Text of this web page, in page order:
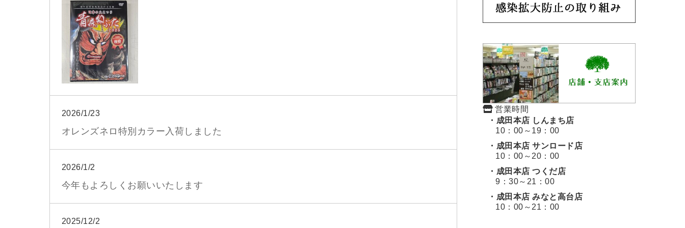
2026/1/23
オレンズネロ特別カラー入荷しました
2026/1/2
今年もよろしくお願いいたします
2025/12/2
営業時間
・成田本店 しんまち店
10：00～19：00
・成田本店 サンロード店
10：00～20：00
・成田本店 つくだ店
9：30～21：00
・成田本店 みなと高台店
10：00～21：00